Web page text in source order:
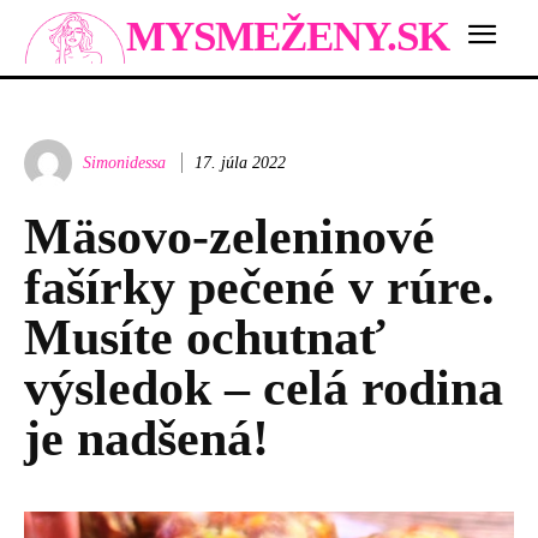
MYSMEŽENY.SK
Simonidessa 17. júla 2022
Mäsovo-zeleninové
fašírky pečené v rúre.
Musíte ochutnať
výsledok – celá rodina
je nadšená!